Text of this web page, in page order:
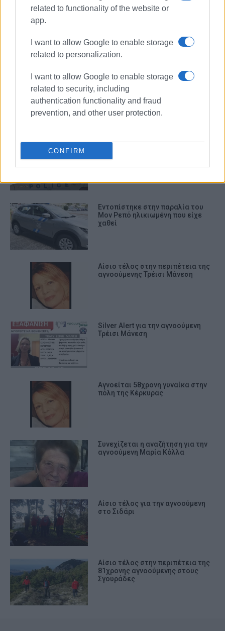
related to functionality of the website or
app.
I want to allow Google to enable storage
related to personalization.
I want to allow Google to enable storage
related to security, including
authentication functionality and fraud
prevention, and other user protection.
CONFIRM
ΑΓΝΟΟΥΜΕΝΗ
ΣΧΕΤΙΚA AΡΘΡΑ
Εντοπίστηκε στην παραλία του
Μον Ρεπό ηλικιωμένη που είχε
χαθεί
Αίσιο τέλος στην περιπέτεια της
αγνοούμενης Τρέισι Μάνεση
Silver Alert για την αγνοούμενη
Τρέισι Μάνεση
Αγνοείται 58χρονη γυναίκα στην
πόλη της Κέρκυρας
Συνεχίζεται η αναζήτηση για την
αγνοούμενη Μαρία Κόλλα
Αίσιο τέλος για την αγνοούμενη
στο Σιδάρι
Αίσιο τέλος στην περιπέτεια της
81χρονης αγνοούμενης στους
Σγουράδες